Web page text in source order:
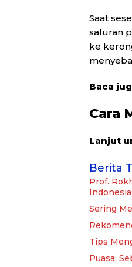
Saat
saluran
ke
Baca
Cara
Lanjut
Berita
Prof.
Sering
Tips
Puasa: